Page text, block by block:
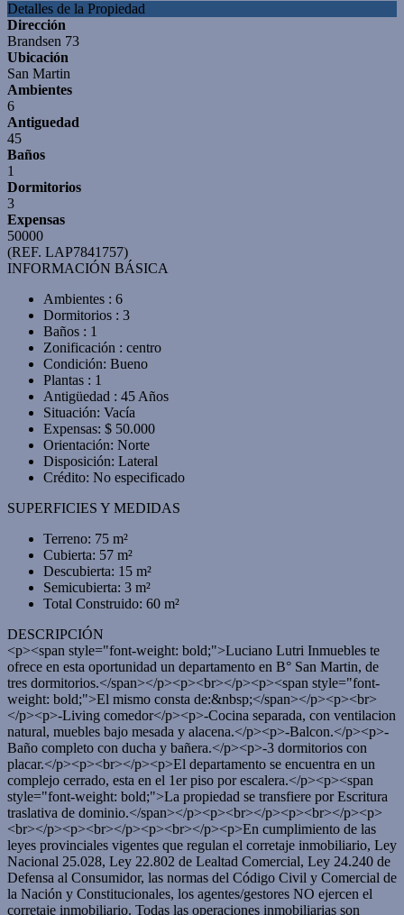
Detalles de la Propiedad
Dirección
Brandsen 73
Ubicación
San Martin
Ambientes
6
Antiguedad
45
Baños
1
Dormitorios
3
Expensas
50000
(REF. LAP7841757)
INFORMACIÓN BÁSICA
Ambientes : 6
Dormitorios : 3
Baños : 1
Zonificación : centro
Condición: Bueno
Plantas : 1
Antigüedad : 45 Años
Situación: Vacía
Expensas: $ 50.000
Orientación: Norte
Disposición: Lateral
Crédito: No especificado
SUPERFICIES Y MEDIDAS
Terreno: 75 m²
Cubierta: 57 m²
Descubierta: 15 m²
Semicubierta: 3 m²
Total Construido: 60 m²
DESCRIPCIÓN
<p><span style="font-weight: bold;">Luciano Lutri Inmuebles te
ofrece en esta oportunidad un departamento en B° San Martin, de
tres dormitorios.</span></p><p><br></p><p><span style="font-
weight: bold;">El mismo consta de:&nbsp;</span></p><p><br>
</p><p>-Living comedor</p><p>-Cocina separada, con ventilacion
natural, muebles bajo mesada y alacena.</p><p>-Balcon.</p><p>-
Baño completo con ducha y bañera.</p><p>-3 dormitorios con
placar.</p><p><br></p><p>El departamento se encuentra en un
complejo cerrado, esta en el 1er piso por escalera.</p><p><span
style="font-weight: bold;">La propiedad se transfiere por Escritura
traslativa de dominio.</span></p><p><br></p><p><br></p><p>
<br></p><p><br></p><p><br></p><p>En cumplimiento de las
leyes provinciales vigentes que regulan el corretaje inmobiliario, Ley
Nacional 25.028, Ley 22.802 de Lealtad Comercial, Ley 24.240 de
Defensa al Consumidor, las normas del Código Civil y Comercial de
la Nación y Constitucionales, los agentes/gestores NO ejercen el
corretaje inmobiliario. Todas las operaciones inmobiliarias son